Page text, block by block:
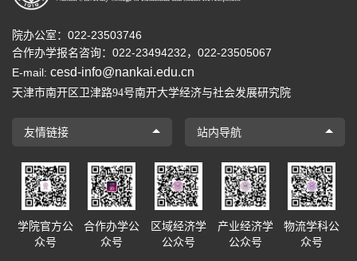
院办公室：022-23503746
合作办学报名咨询： 022-23494232， 022-23505067
E-mail: cesd-info@nankai.edu.cn
天津市南开区卫津路94号南开大学经济与社会发展研究院
友情链接 站内导航
学院官方公
众号
合作办学公
众号
区域经济学
公众号
产业经济学
公众号
物流学科公
众号